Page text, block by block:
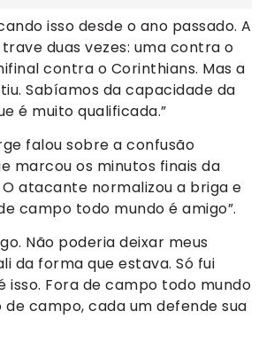
isso desde o ano passado. A
duas vezes: uma contra o
contra o Corinthians. Mas a
Sabíamos da capacidade da
é muito qualificada.”
falou sobre a confusão
marcou os minutos finais da
O atacante normalizou a briga e
campo todo mundo é amigo”.
Não poderia deixar meus
da forma que estava. Só fui
isso. Fora de campo todo mundo
campo, cada um defende sua